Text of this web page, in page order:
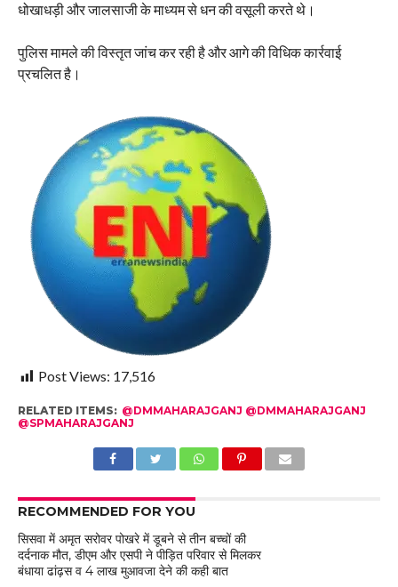
धोखाधड़ी और जालसाजी के माध्यम से धन की वसूली करते थे।
पुलिस मामले की विस्तृत जांच कर रही है और आगे की विधिक कार्रवाई
प्रचलित है।
Post Views: 17,516
RELATED ITEMS: @DMMAHARAJGANJ @DMMAHARAJGANJ
@SPMAHARAJGANJ
RECOMMENDED FOR YOU
सिसवा में अमृत सरोवर पोखरे में डूबने से तीन बच्चों की
दर्दनाक मौत, डीएम और एसपी ने पीड़ित परिवार से मिलकर
बंधाया ढांढ़स व 4 लाख मुआवजा देने की कही बात